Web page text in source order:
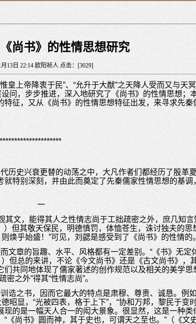
尚书》的性情思想研究
月13日 22:14 欧阳祯人 点击：[3029]
皇上帝降衷于民”、“允升于大猷”之天降人受而又与天
问，步步推进，深入地研究了《尚书》的性情思想；
征，又从《尚书》的性情思想特征出发，来寻求先秦
历史兴衰更替的动荡之中，大凡作者们都经历了殷革
特别深刻，并由此而奠定了先秦儒家性情思想的基调
一
其文，能得其人之性情志尚于工拙疏密之外，庶几知言
）但其敬天保民，明德慎罚，体恤苍生，诛讨独夫的思
焕乎始盛！”可见，刘勰是感受到了《尚书》的性情的。
文章的旨趣、水平、风格都有一定差别。“《书》无定
但总的来讲，不论《今文尚书》还是《古文尚书》，
共同地体现了儒家著述的创作规范以及相关的美学思
之外”得其“性情志尚”。
诰之书，因而它最大的特点是肃穆、尊贵、诚恳。例
昭显，“光被四表，格于上下”，“协和万邦，黎民于变
的是一幅天人合一的闳大景象。很显然，这是一种类
尚书》圆而神，其于史也，可谓天之至也。”（《文史